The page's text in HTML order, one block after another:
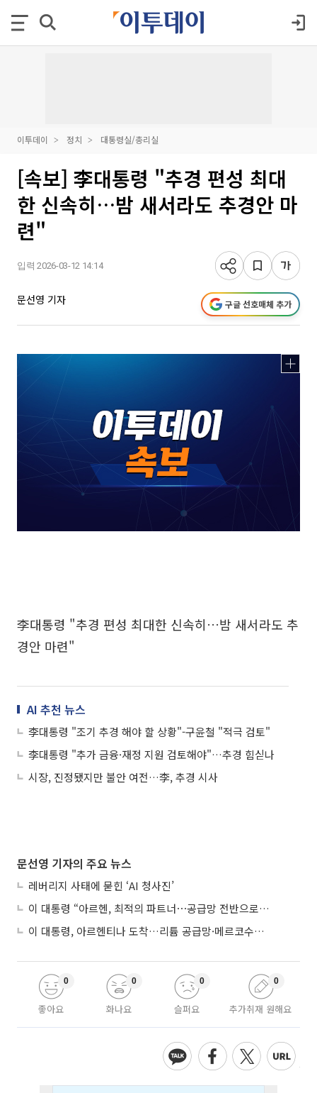
이투데이 정치 대통령실/총리실
[속보] 李대통령 "추경 편성 최대
한 신속히…밤 새서라도 추경안 마
련"
입력 2026-03-12 14:14
문선영 기자 구글 선호매체 추가
李대통령 "추경 편성 최대한 신속히…밤 새서라도 추
경안 마련"
AI 추천 뉴스
李대통령 "조기 추경 해야 할 상황"-구윤철 "적극 검토"
李대통령 "추가 금융·재정 지원 검토해야"…추경 힘싣나
시장, 진정됐지만 불안 여전…李, 추경 시사
문선영 기자의 주요 뉴스
레버리지 사태에 묻힌 ‘AI 청사진’
이 대통령 “아르헨, 최적의 파트너⋯공급망 전반으로 확대”
이 대통령, 아르헨티나 도착…리튬 공급망·메르코수르 협력 논의
좋아요
0
화나요
0
슬퍼요
0
추가취재 원해요
0